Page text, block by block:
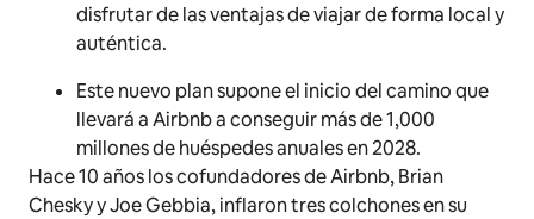
disfrutar de las ventajas de viajar de forma local y
auténtica.
Este nuevo plan supone el inicio del camino que
llevará a Airbnb a conseguir más de 1,000
millones de huéspedes anuales en 2028.
Hace 10 años los cofundadores de Airbnb, Brian
Chesky y Joe Gebbia, inflaron tres colchones en su